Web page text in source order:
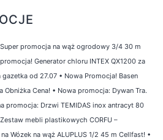
Super promocja na wąż ogrodowy 3/4 30 m
Generator chloru INTEX QX1200 za
gazetka od 27.07 • Nowa Promocja! Basen
Obniżka Cena! • Nowa promocja: Dywan Tra.
promocja: Drzwi TEMIDAS inox antracyt 80
mebli plastikowych CORFU –
Wózek na wąż ALUPLUS 1/2 45 m Cellfast! •